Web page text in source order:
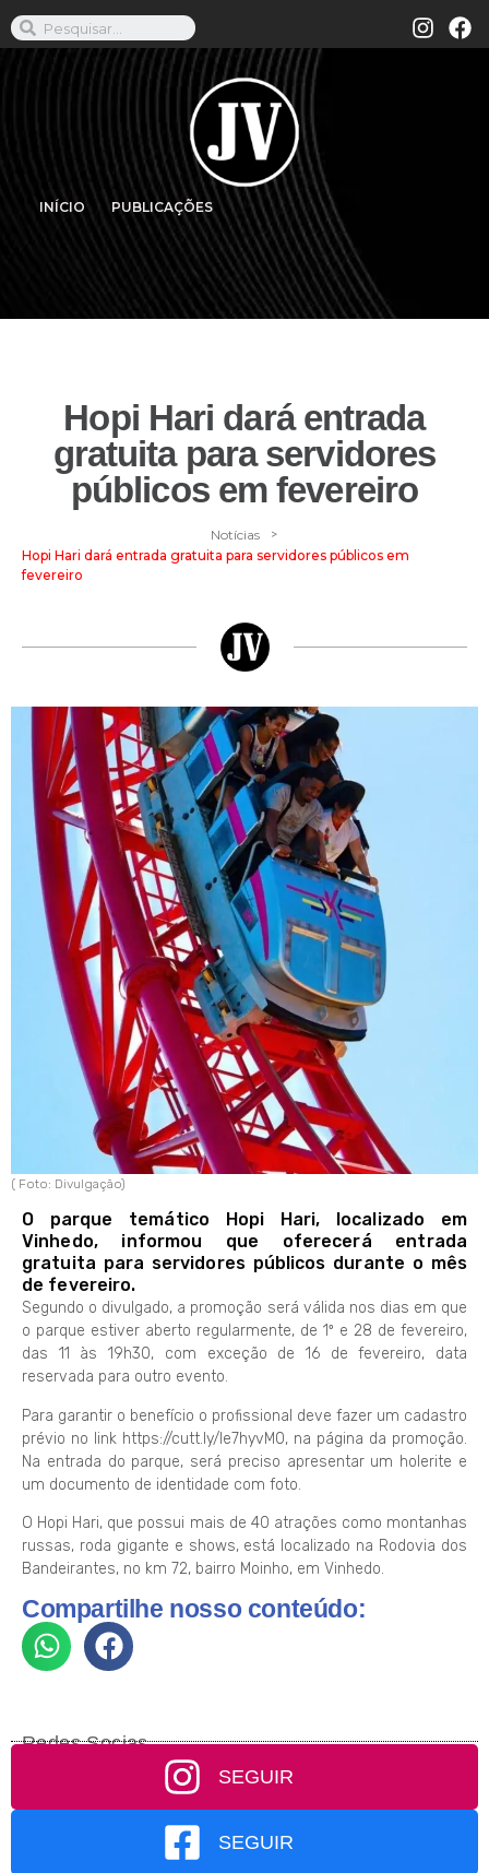
INÍCIO PUBLICAÇÕES
Hopi Hari dará entrada
gratuita para servidores
públicos em fevereiro
Notícias >
Hopi Hari dará entrada gratuita para servidores públicos em
fevereiro
( Foto: Divulgação)
O parque temático Hopi Hari, localizado em
Vinhedo, informou que oferecerá entrada
gratuita para servidores públicos durante o mês
de fevereiro.
Segundo o divulgado, a promoção será válida nos dias em que
o parque estiver aberto regularmente, de 1º e 28 de fevereiro,
das 11 às 19h30, com exceção de 16 de fevereiro, data
reservada para outro evento.
Para garantir o benefício o profissional deve fazer um cadastro
prévio no link https://cutt.ly/le7hyvM0, na página da promoção.
Na entrada do parque, será preciso apresentar um holerite e
um documento de identidade com foto.
O Hopi Hari, que possui mais de 40 atrações como montanhas
russas, roda gigante e shows, está localizado na Rodovia dos
Bandeirantes, no km 72, bairro Moinho, em Vinhedo.
Compartilhe nosso conteúdo:
Redes Socias
SEGUIR
SEGUIR